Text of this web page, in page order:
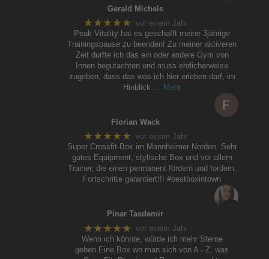
Gerald Michels
★★★★★ vor einem Jahr
Peak Vitality hat es geschafft meine 3jährige
Trainingspause zu beenden! Zu meiner aktiveren
Zeit durfte ich das ein oder andere Gym von
Innen begutachten und muss ehrlicherweise
zugeben, dass das was ich hier erleben darf, im
Hinblick … Mehr
Florian Wack
★★★★★ vor einem Jahr
Super Crossfit-Box im Mannheimer Norden. Sehr
gutes Equipment, stylische Box und vor allem
Trainer, die einen permanent fördern und fordern.
Fortschritte garantiert!!! #bestboxintown
Pinar Tasdemir
★★★★★ vor einem Jahr
Wenn ich könnte, würde ich mehr Sterne
geben.Eine Box wo man sich von A - Z, was